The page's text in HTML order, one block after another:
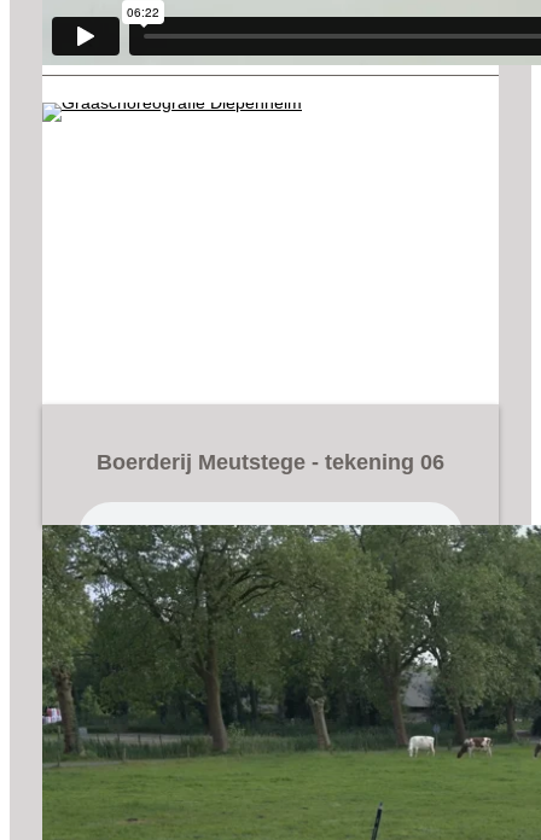
Boerderij Meutstege - tekening 06